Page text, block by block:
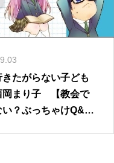
たがらない子ども
まり子 【教会で
い？ぶっちゃけQ&